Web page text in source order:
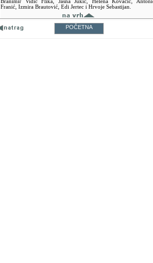
Branimir Vidić Flika, Jasna Jukić, Helena Kovačić,
Franić, Izmira Brautović, Edi Jertec i Hrvoje Sebastijan.
POČETNA